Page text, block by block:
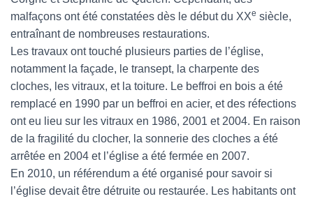
malfaçons ont été constatées dès le début du XXe siècle,
entraînant de nombreuses restaurations.
Les travaux ont touché plusieurs parties de l’église,
notamment la façade, le transept, la charpente des
cloches, les vitraux, et la toiture. Le beffroi en bois a été
remplacé en 1990 par un beffroi en acier, et des réfections
ont eu lieu sur les vitraux en 1986, 2001 et 2004. En raison
de la fragilité du clocher, la sonnerie des cloches a été
arrêtée en 2004 et l’église a été fermée en 2007.
En 2010, un référendum a été organisé pour savoir si
l’église devait être détruite ou restaurée. Les habitants ont